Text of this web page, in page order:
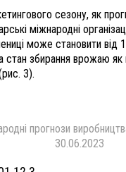
сезону, як
міжнародні
може становити від
стан збирання врожаю як
3).
прогнози
30.06.2023